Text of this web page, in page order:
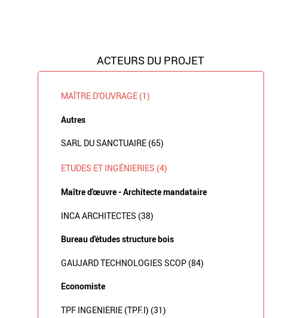
ACTEURS DU PROJET
MAÎTRE D'OUVRAGE (1)
Autres
SARL DU SANCTUAIRE (65)
ETUDES ET INGÉNIERIES (4)
Maître d'œuvre - Architecte mandataire
INCA ARCHITECTES (38)
Bureau d'études structure bois
GAUJARD TECHNOLOGIES SCOP (84)
Economiste
TPF INGENIERIE (TPF.I) (31)